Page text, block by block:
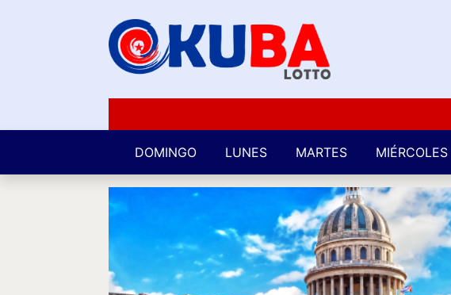
DOMINGO LUNES MARTES MIÉRCOLES